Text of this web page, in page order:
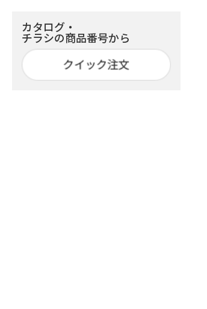
カタログ・
チラシの商品番号から